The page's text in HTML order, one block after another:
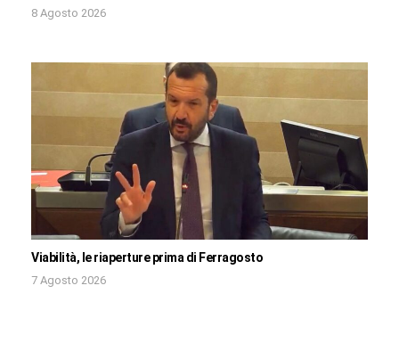
8 Agosto 2026
Viabilità, le riaperture prima di Ferragosto
7 Agosto 2026